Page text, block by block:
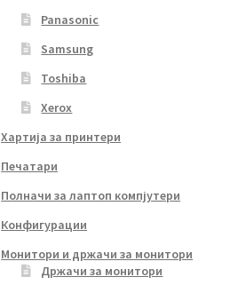
Panasonic
Samsung
Toshiba
Xerox
Хартија за принтери
Печатари
Полначи за лаптоп компјутери
Конфигурации
Монитори и држачи за монитори
Држачи за монитори